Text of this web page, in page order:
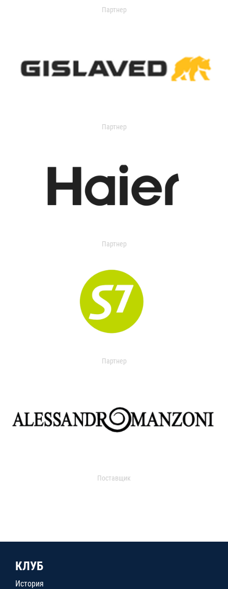
Партнер
Партнер
Партнер
Партнер
Поставщик
КЛУБ
История